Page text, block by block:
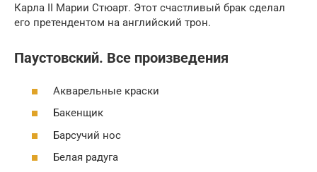
Карла II Марии Стюарт. Этот счастливый брак сделал
его претендентом на английский трон.
Паустовский. Все произведения
Акварельные краски
Бакенщик
Барсучий нос
Белая радуга